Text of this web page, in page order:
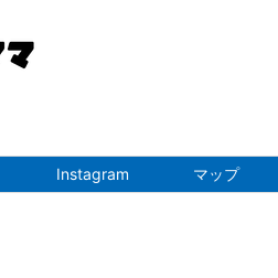
Instagram マップ